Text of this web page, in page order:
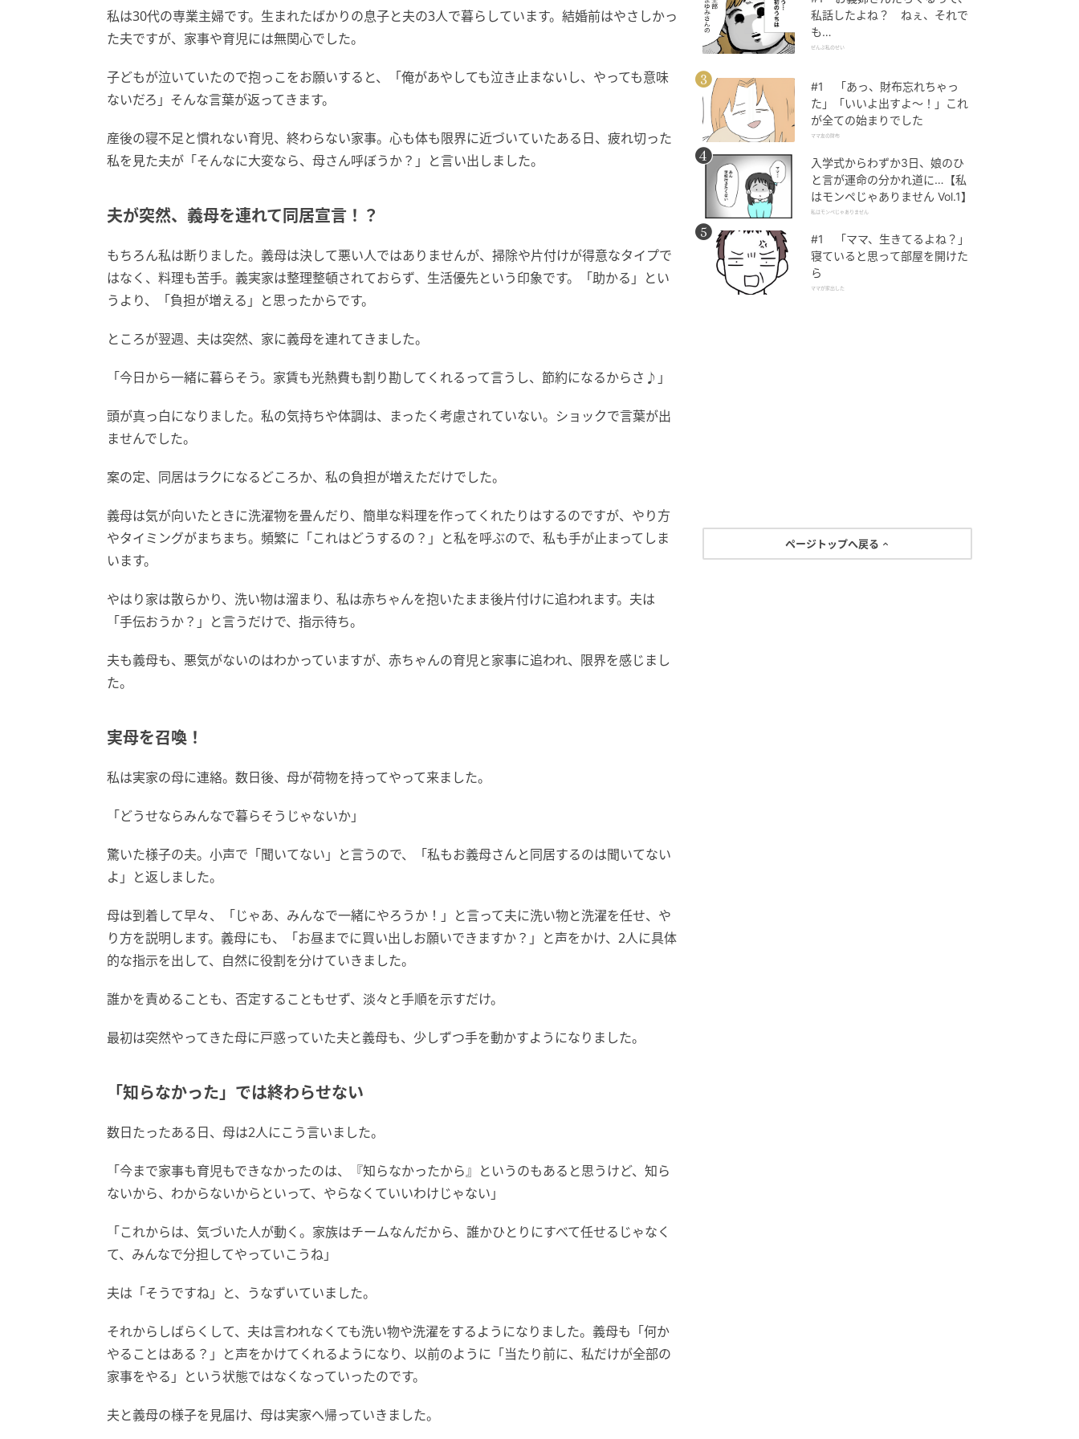
私は30代の専業主婦です。生まれたばかりの息子と夫の3人で暮らしています。結婚前はやさしかっ
た夫ですが、家事や育児には無関心でした。
子どもが泣いていたので抱っこをお願いすると、「俺があやしても泣き止まないし、やっても意味
ないだろ」そんな言葉が返ってきます。
産後の寝不足と慣れない育児、終わらない家事。心も体も限界に近づいていたある日、疲れ切った
私を見た夫が「そんなに大変なら、母さん呼ぼうか？」と言い出しました。
夫が突然、義母を連れて同居宣言！？
もちろん私は断りました。義母は決して悪い人ではありませんが、掃除や片付けが得意なタイプで
はなく、料理も苦手。義実家は整理整頓されておらず、生活優先という印象です。「助かる」とい
うより、「負担が増える」と思ったからです。
ところが翌週、夫は突然、家に義母を連れてきました。
「今日から一緒に暮らそう。家賃も光熱費も割り勘してくれるって言うし、節約になるからさ♪」
頭が真っ白になりました。私の気持ちや体調は、まったく考慮されていない。ショックで言葉が出
ませんでした。
案の定、同居はラクになるどころか、私の負担が増えただけでした。
義母は気が向いたときに洗濯物を畳んだり、簡単な料理を作ってくれたりはするのですが、やり方
やタイミングがまちまち。頻繁に「これはどうするの？」と私を呼ぶので、私も手が止まってしま
います。
やはり家は散らかり、洗い物は溜まり、私は赤ちゃんを抱いたまま後片付けに追われます。夫は
「手伝おうか？」と言うだけで、指示待ち。
夫も義母も、悪気がないのはわかっていますが、赤ちゃんの育児と家事に追われ、限界を感じまし
た。
実母を召喚！
私は実家の母に連絡。数日後、母が荷物を持ってやって来ました。
「どうせならみんなで暮らそうじゃないか」
驚いた様子の夫。小声で「聞いてない」と言うので、「私もお義母さんと同居するのは聞いてない
よ」と返しました。
母は到着して早々、「じゃあ、みんなで一緒にやろうか！」と言って夫に洗い物と洗濯を任せ、や
り方を説明します。義母にも、「お昼までに買い出しお願いできますか？」と声をかけ、2人に具体
的な指示を出して、自然に役割を分けていきました。
誰かを責めることも、否定することもせず、淡々と手順を示すだけ。
最初は突然やってきた母に戸惑っていた夫と義母も、少しずつ手を動かすようになりました。
「知らなかった」では終わらせない
数日たったある日、母は2人にこう言いました。
「今まで家事も育児もできなかったのは、『知らなかったから』というのもあると思うけど、知ら
ないから、わからないからといって、やらなくていいわけじゃない」
「これからは、気づいた人が動く。家族はチームなんだから、誰かひとりにすべて任せるじゃなく
て、みんなで分担してやっていこうね」
夫は「そうですね」と、うなずいていました。
それからしばらくして、夫は言われなくても洗い物や洗濯をするようになりました。義母も「何か
やることはある？」と声をかけてくれるようになり、以前のように「当たり前に、私だけが全部の
家事をやる」という状態ではなくなっていったのです。
夫と義母の様子を見届け、母は実家へ帰っていきました。
私話したよね？ ねぇ、それで
も…
ぜんぶ私のせい
#1 「あっ、財布忘れちゃっ
た」「いいよ出すよ〜！」これ
が全ての始まりでした
ママ友の財布
入学式からわずか3日、娘のひ
と言が運命の分かれ道に…【私
はモンペじゃありません Vol.1】
私はモンペじゃありません
#1 「ママ、生きてるよね？」
寝ていると思って部屋を開けた
ら
ママが家出した
ページトップへ戻る